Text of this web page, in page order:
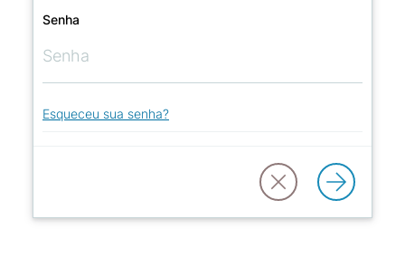
Senha
Esqueceu sua senha?